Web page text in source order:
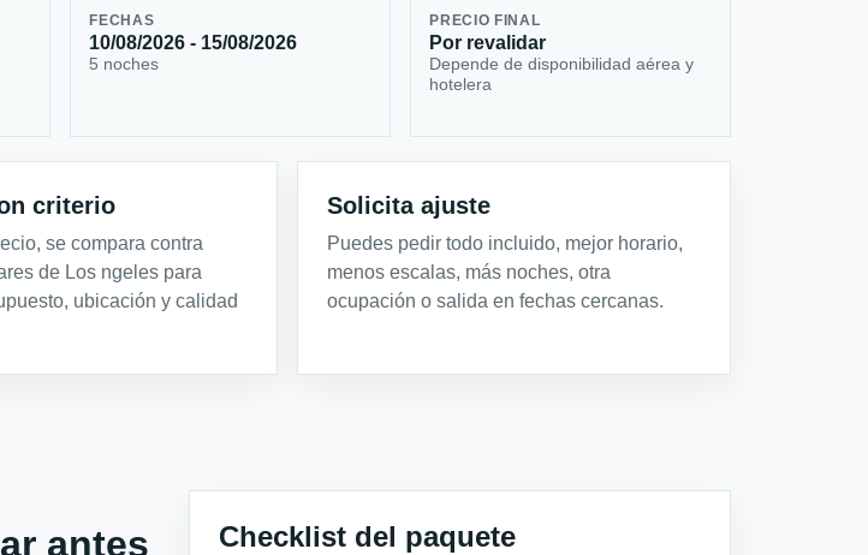
FECHAS
10/08/2026 - 15/08/2026
5 noches
PRECIO FINAL
Por revalidar
Depende de disponibilidad aérea y
hotelera
criterio
se compara contra
de Los ngeles para
ubicación y calidad
Solicita ajuste
Puedes pedir todo incluido, mejor horario,
menos escalas, más noches, otra
ocupación o salida en fechas cercanas.
antes
Checklist del paquete